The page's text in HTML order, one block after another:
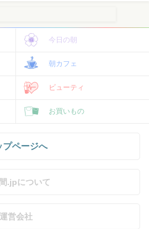
今日の朝
朝カフェ
ビューティ
お買いもの
プページへ
.jpについて
運営会社